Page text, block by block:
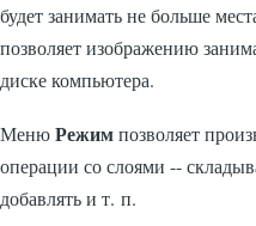
будет занимать не больше
позволяет изображению
диске компьютера.
МенюРежимпозволяет
операции со слоями --
добавлять и т. п.